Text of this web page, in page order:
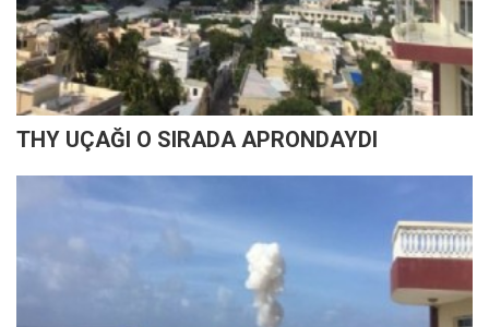
THY UÇAĞI O SIRADA APRONDAYDI